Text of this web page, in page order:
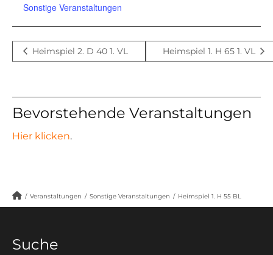
Sonstige Veranstaltungen
Heimspiel 2. D 40 1. VL Heimspiel 1. H 65 1. VL
Bevorstehende Veranstaltungen
Hier klicken.
/ Veranstaltungen / Sonstige Veranstaltungen / Heimspiel 1. H 55 BL
Suche